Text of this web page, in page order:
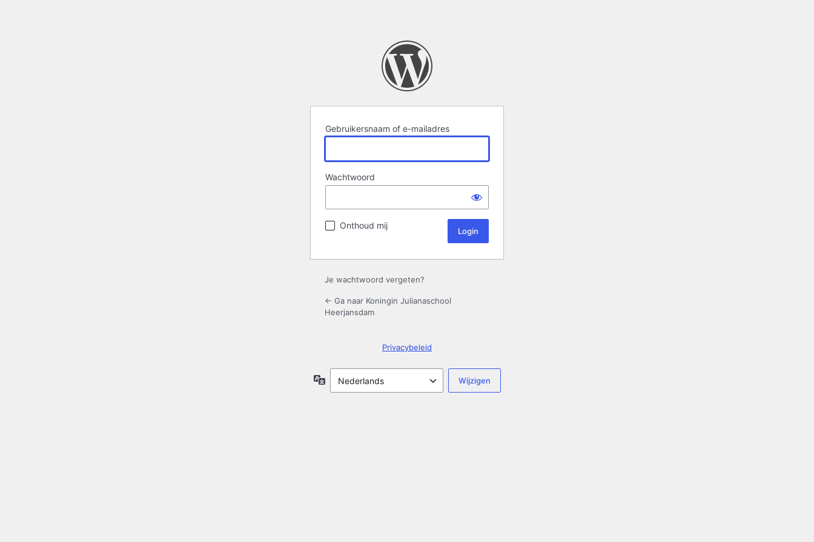
Gebruikersnaam of e-mailadres
Wachtwoord
Onthoud mij
Je wachtwoord vergeten?
← Ga naar Koningin Julianaschool
Heerjansdam
Privacybeleid
Taal